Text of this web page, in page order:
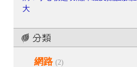
大
護腺癌新式診斷方式 可提高準確度
bopis28495參與回應：破解
「一夜多次」後的虛脫疲憊感！教
網路 (2)